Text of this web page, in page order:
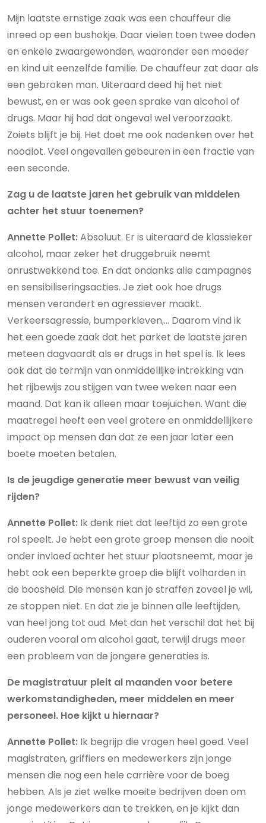
Mijn laatste ernstige zaak was een chauffeur die
inreed op een bushokje. Daar vielen toen twee doden
en enkele zwaargewonden, waaronder een moeder
en kind uit eenzelfde familie. De chauffeur zat daar als
een gebroken man. Uiteraard deed hij het niet
bewust, en er was ook geen sprake van alcohol of
drugs. Maar hij had dat ongeval wel veroorzaakt.
Zoiets blijft je bij. Het doet me ook nadenken over het
noodlot. Veel ongevallen gebeuren in een fractie van
een seconde.
Zag u de laatste jaren het gebruik van middelen
achter het stuur toenemen?
Annette Pollet:Absoluut. Er is uiteraard de klassieker
alcohol, maar zeker het druggebruik neemt
onrustwekkend toe. En dat ondanks alle campagnes
en sensibiliseringsacties. Je ziet ook hoe drugs
mensen verandert en agressiever maakt.
Verkeersagressie, bumperkleven,… Daarom vind ik
het een goede zaak dat het parket de laatste jaren
meteen dagvaardt als er drugs in het spel is. Ik lees
ook dat de termijn van onmiddellijke intrekking van
het rijbewijs zou stijgen van twee weken naar een
maand. Dat kan ik alleen maar toejuichen. Want die
maatregel heeft een veel grotere en onmiddellijkere
impact op mensen dan dat ze een jaar later een
boete moeten betalen.
Is de jeugdige generatie meer bewust van veilig
rijden?
Annette Pollet: Ik denk niet dat leeftijd zo een grote
rol speelt. Je hebt een grote groep mensen die nooit
onder invloed achter het stuur plaatsneemt, maar je
hebt ook een beperkte groep die blijft volharden in
de boosheid. Die mensen kan je straffen zoveel je wil,
ze stoppen niet. En dat zie je binnen alle leeftijden,
van heel jong tot oud. Met dan het verschil dat het bij
ouderen vooral om alcohol gaat, terwijl drugs meer
een probleem van de jongere generaties is.
De magistratuur pleit al maanden voor betere
werkomstandigheden, meer middelen en meer
personeel. Hoe kijkt u hiernaar?
Annette Pollet: Ik begrijp die vragen heel goed. Veel
magistraten, griffiers en medewerkers zijn jonge
mensen die nog een hele carrière voor de boeg
hebben. Als je ziet welke moeite bedrijven doen om
jonge medewerkers aan te trekken, en je kijkt dan